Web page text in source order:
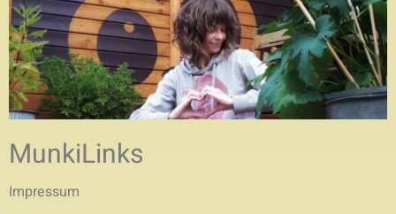
MunkiLinks
Impressum